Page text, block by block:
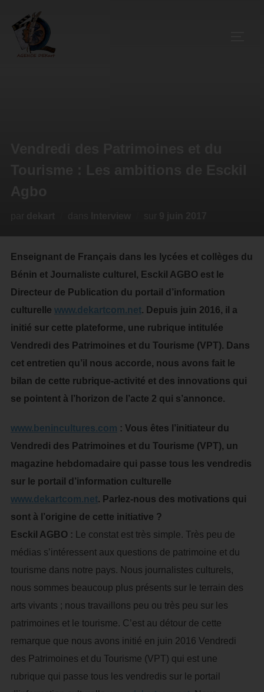
Enseignant de Français dans les lycées et collèges du
Bénin et Journaliste culturel, Esckil AGBO est le
Directeur de Publication du portail d’information
culturelle www.dekartcom.net. Depuis juin 2016, il a
initié sur cette plateforme, une rubrique intitulée
Vendredi des Patrimoines et du Tourisme (VPT). Dans
cet entretien qu’il nous accorde, nous avons fait le
bilan de cette rubrique-activité et des innovations qui
se pointent à l’horizon de l’acte 2 qui s’annonce.
www.benincultures.com : Vous êtes l’initiateur du
Vendredi des Patrimoines et du Tourisme (VPT), un
magazine hebdomadaire qui passe tous les vendredis
sur le portail d’information culturelle
www.dekartcom.net. Parlez-nous des motivations qui
sont à l’origine de cette initiative ?
Esckil AGBO : Le constat est très simple. Très peu de
médias s’intéressent aux questions de patrimoine et du
tourisme dans notre pays. Nous journalistes culturels,
nous sommes beaucoup plus présents sur le terrain des
arts vivants ; nous travaillons peu ou très peu sur les
patrimoines et le tourisme. C’est au détour de cette
remarque que nous avons initié en juin 2016 Vendredi
des Patrimoines et du Tourisme (VPT) qui est une
rubrique qui passe tous les vendredis sur le portail